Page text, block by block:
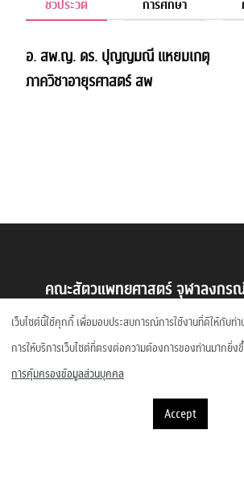
ชีวประวัติ การศึกษา
อ. สพ.ญ. ดร. ปุญญมณี แหยมเกตุ
ภาควิชาอายุรศาสตร์ สพ
คณะสัตวแพทยศาสตร์ จุฬาลงกร
ถนนอังรีดูนังต์ แขวงปทุมวัน เขตปทุมวัน กรุง
©2023 Faculty of Veterinary Science,
เว็บไซต์นี้ใช้คุกกี้ เพื่อมอบประสบการณ์การใช้งานที่ดีให้กับ
การให้บริการเว็บไซต์ที่ตรงต่อความต้องการของท่านมากยิ่ง
การคุ้มครองข้อมูลส่วนบุคคล
Accept